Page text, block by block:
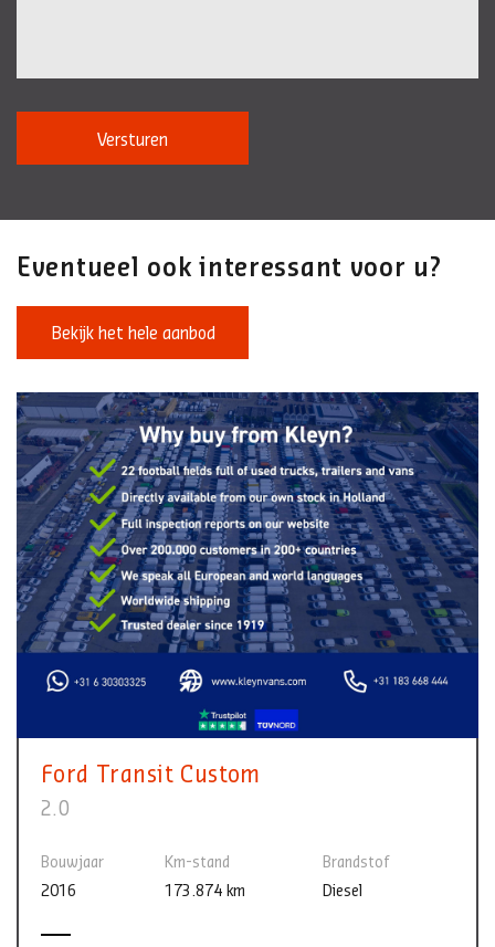
Versturen
Eventueel ook interessant voor u?
Bekijk het hele aanbod
Ford Transit Custom
2.0
Bouwjaar
2016
Km-stand
173.874 km
Brandstof
Diesel